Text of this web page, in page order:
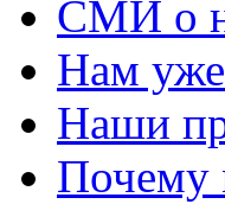
СМИ о
Нам
Наши
Почему